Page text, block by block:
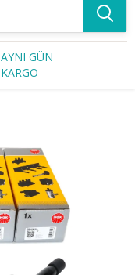
AYNI GÜN
KARGO